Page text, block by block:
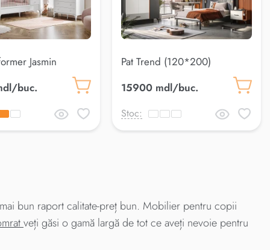
Jasmin
buc.
Pat Trend (120*200)
15900 mdl/buc.
Stoc:
bun raport calitate-preț bun. Mobilier pentru copii
veți găsi o gamă largă de tot ce aveți nevoie pentru